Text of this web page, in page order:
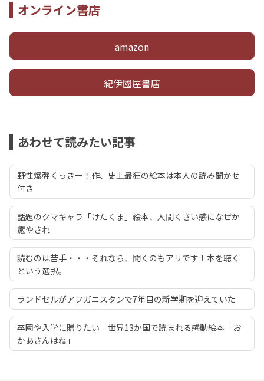
オンライン書店
amazon
紀伊國屋書店
あわせて読みたい記事
野性爆弾くっきー！作、史上最狂の絵本は本人の読み聞かせ
付き
話題のクマキャラ「けたくま」絵本、人間くさい感になぜか
癒やされ
読むのは苦手・・・それなら、聞くのもアリです！本を聴く
という選択。
ランドセルがアフガニスタンで7年目の新学期を迎えていた
卒園や入学に贈りたい 世界13か国で読まれる感動絵本「お
かあさんはね」